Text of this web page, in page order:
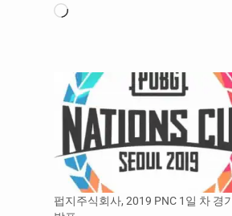
로
펍지주식회사, 2019 PNC 1일 차 경